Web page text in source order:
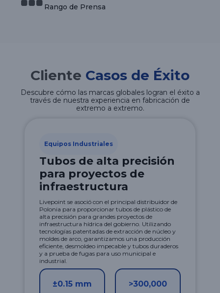
Rango de Prensa
Cliente Casos de Éxito
Descubre cómo las marcas globales logran el éxito a
través de nuestra experiencia en fabricación de
extremo a extremo.
Equipos Industriales
Tubos de alta precisión
para proyectos de
infraestructura
Livepoint se asoció con el principal distribuidor de
Polonia para proporcionar tubos de plástico de
alta precisión para grandes proyectos de
infraestructura hídrica del gobierno. Utilizando
tecnologías patentadas de extracción de núcleo y
moldes de arco, garantizamos una producción
eficiente, desmoldeo impecable y tubos duraderos
y a prueba de fugas para uso municipal e
industrial.
±0.15 mm >300,000